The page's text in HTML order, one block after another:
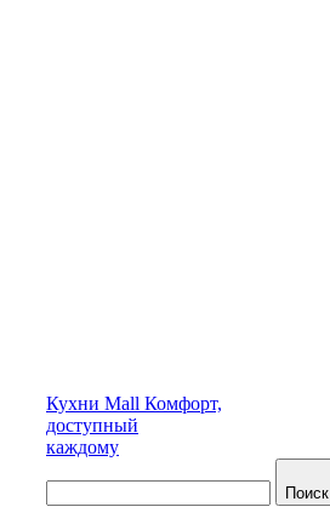
Кухни Mall Комфорт,
доступный
каждому
Поиск